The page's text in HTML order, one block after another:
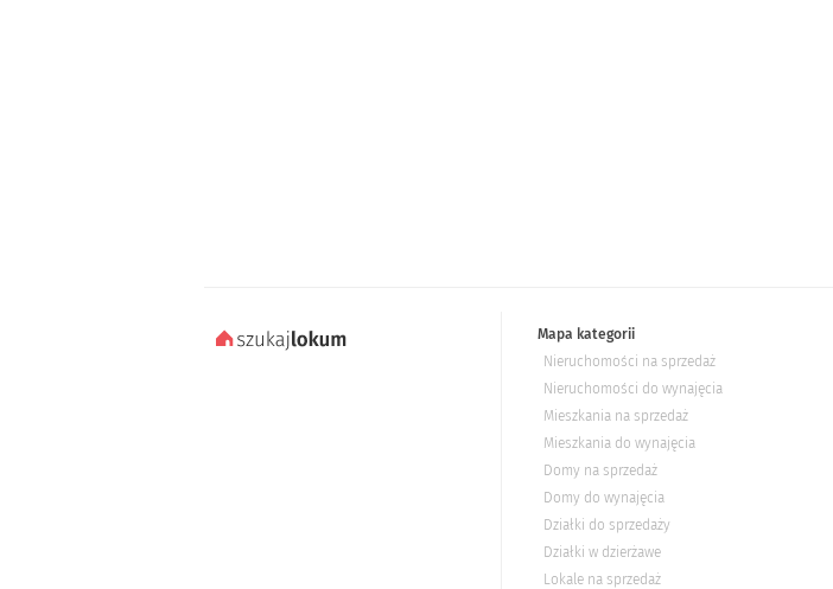
Mapa kategorii
Nieruchomości na sprzedaż
Nieruchomości do wynajęcia
Mieszkania na sprzedaż
Mieszkania do wynajęcia
Domy na sprzedaż
Domy do wynajęcia
Działki do sprzedaży
Działki w dzierżawe
Lokale na sprzedaż